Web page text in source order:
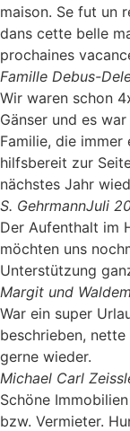
maison. Se fut un
dans cette belle
prochaines
Famille Debus-
Wir waren schon
Gänser und es
Familie, die
hilfsbereit zur
nächstes Jahr
S. GehrmannJuli
Der Aufenthalt im
möchten uns
Unterstützung
Margit und
War ein super
beschrieben,
gerne wieder.
Michael Carl
Schöne
bzw. Vermieter.